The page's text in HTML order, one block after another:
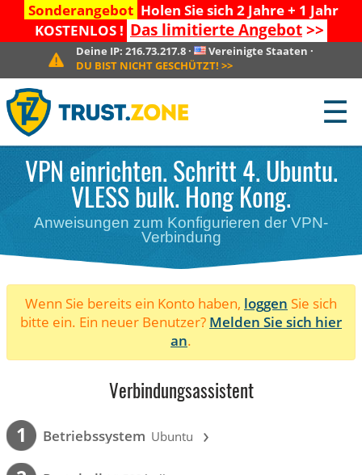
Sonderangebot Holen Sie sich 2 Jahre + 1 Jahr
KOSTENLOS ! Das limitierte Angebot>>
Deine IP: 216.73.217.8· Vereinigte Staaten ·
DU BIST NICHT GESCHÜTZT! >>
☰
VPN einrichten. Schritt 4. Ubuntu.
VLESS bulk. Hong Kong.
Anweisungen zum Konfigurieren der VPN-
Verbindung
Wenn Sie bereits ein Konto haben, loggen Sie sich
bitte ein. Ein neuer Benutzer? Melden Sie sich hier
an.
Verbindungsassistent
1 Betriebssystem Ubuntu ›